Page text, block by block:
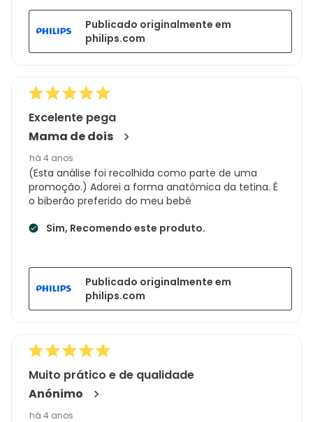
Publicado originalmente em
philips.com
Excelente pega
Mama de dois
há 4 anos
(Esta análise foi recolhida como parte de uma
promoção.) Adorei a forma anatómica da tetina. É
o biberão preferido do meu bebé
Sim, Recomendo este produto.
Publicado originalmente em
philips.com
Muito prático e de qualidade
Anónimo
há 4 anos